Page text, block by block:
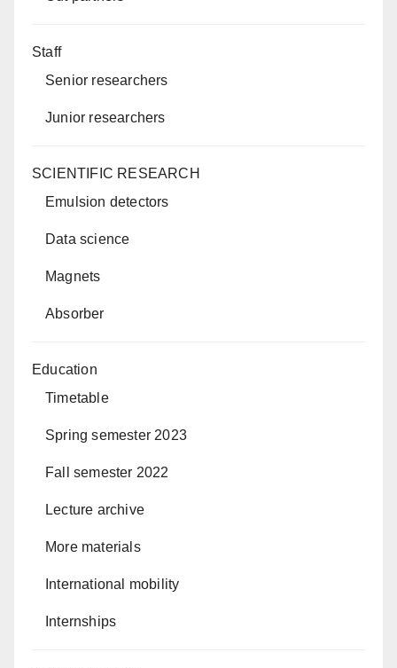
Staff
Senior researchers
Junior researchers
SCIENTIFIC RESEARCH
Emulsion detectors
Data science
Magnets
Absorber
Education
Timetable
Spring semester 2023
Fall semester 2022
Lecture archive
More materials
International mobility
Internships